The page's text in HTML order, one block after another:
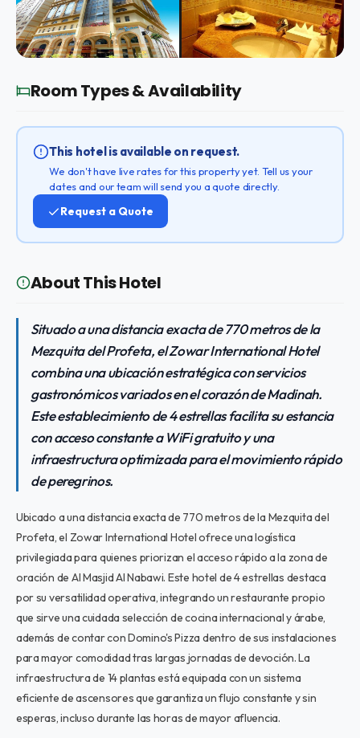
Room Types & Availability
This hotel is available on request.
We don't have live rates for this property yet. Tell us your
dates and our team will send you a quote directly.
Request a Quote
About This Hotel
Situado a una distancia exacta de 770 metros de la
Mezquita del Profeta, el Zowar International Hotel
combina una ubicación estratégica con servicios
gastronómicos variados en el corazón de Madinah.
Este establecimiento de 4 estrellas facilita su estancia
con acceso constante a WiFi gratuito y una
infraestructura optimizada para el movimiento rápido
de peregrinos.
Ubicado a una distancia exacta de 770 metros de la Mezquita del
Profeta, el Zowar International Hotel ofrece una logística
privilegiada para quienes priorizan el acceso rápido a la zona de
oración de Al Masjid Al Nabawi. Este hotel de 4 estrellas destaca
por su versatilidad operativa, integrando un restaurante propio
que sirve una cuidada selección de cocina internacional y árabe,
además de contar con Domino's Pizza dentro de sus instalaciones
para mayor comodidad tras largas jornadas de devoción. La
infraestructura de 14 plantas está equipada con un sistema
eficiente de ascensores que garantiza un flujo constante y sin
esperas, incluso durante las horas de mayor afluencia.